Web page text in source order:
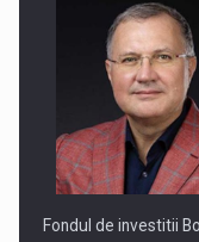
Fondul de investitii